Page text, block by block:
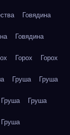
Говядина
Говядина
Горох Горох
Груша Груша
Груша Груша
Груша